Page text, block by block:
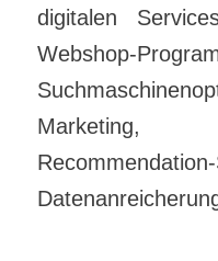
digitalen
Webshop-
Marketing,